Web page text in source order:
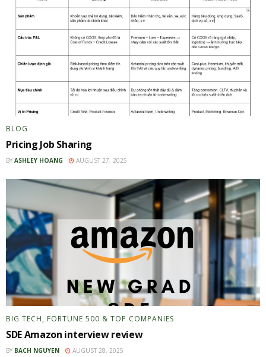
BLOG
Pricing Job Sharing
BY ASHLEY HOANG AUGUST 27, 2025
BIG TECH, FORTUNE 500 & TOP COMPANIES
SDE Amazon interview review
BY BACH NGUYEN AUGUST 28, 2025